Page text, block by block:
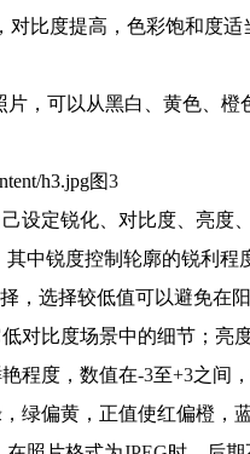
对比度提高，色彩饱和度
片，可以从黑白、黄色、
图3
设定锐化、对比度、亮度
中锐度控制轮廓的锐利程
，选择较低值可以避免在
对比度场景中的细节；亮
程度，数值在-3至+3之间
绿偏黄，正值使红偏橙，